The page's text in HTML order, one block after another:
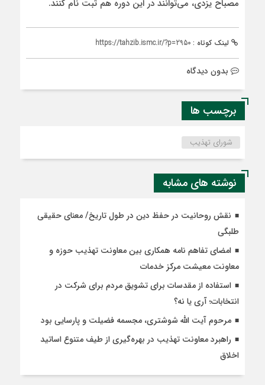
مصباح یزدی، می‌توانند در این دوره هم ثبت نام کنند.
لینک کوتاه : https://tahzib.ismc.ir/?p=2950
بدون دیدگاه
برچسب ها
شورای تهذیب
نوشته های مشابه
نقش روحانیت در حفظ دین در طول تاریخ/ معنای حقیقی
طلبگی
امضای تفاهم نامه همکاری بین معاونت تهذیب حوزه و
معاونت معیشت مرکز خدمات
استفاده از مقدسات برای تشویق مردم برای شرکت در
انتخابات؛ آری یا نه؟
مرحوم آیت الله شوشتری، مجسمه فضیلت و پارسایی بود
راهبرد معاونت تهذیب در بهره‌گیری از طیف متنوع اساتید
اخلاق